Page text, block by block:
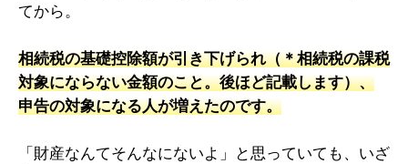
てから。
相続税の基礎控除額が引き下げられ（＊相続税の課税
対象にならない金額のこと。後ほど記載します）、
申告の対象になる人が増えたのです。
「財産なんてそんなにないよ」と思っていても、いざ